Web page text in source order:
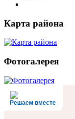
Карта района
Фотогалерея
Решаем вместе